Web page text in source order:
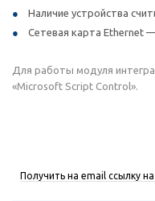
Наличие устройства
Сетевая карта Ethernet
Для работы модуля
«Microsoft Script Control».
Получить на email ссылку